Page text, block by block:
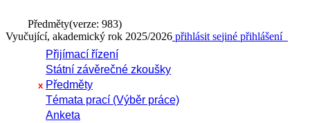
Předměty(verze: 983)
Vyučující, akademický rok 2025/2026 přihlásit sejiné přihlášení
Přijímací řízení
Státní závěrečné zkoušky
x Předměty
Témata prací (Výběr práce)
Anketa